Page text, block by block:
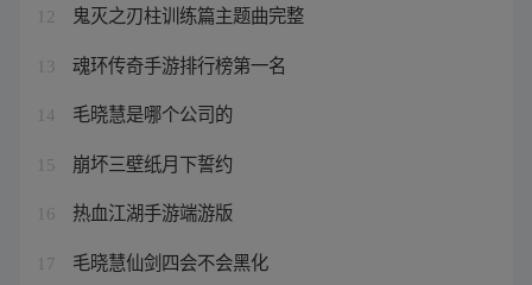
12 鬼灭之刃柱训练篇主题曲完整
13 魂环传奇手游排行榜第一名
14 毛晓慧是哪个公司的
15 崩坏三壁纸月下誓约
16 热血江湖手游端游版
17 毛晓慧仙剑四会不会黑化